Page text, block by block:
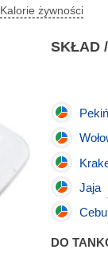
Kalorie żywności
SKŁAD
Jaja
DO